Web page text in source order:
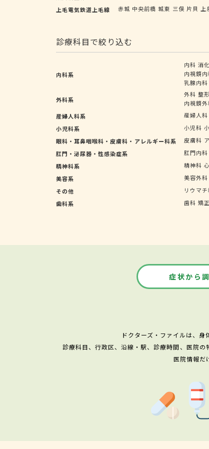
上毛電気鉄道上毛線
赤城 中央前橋 城東 三俣 片貝 上
診療科目で絞り込む
内科系
内科 消
内視鏡内
乳腺内科
外科系
外科 整
内視鏡外
産婦人科系
産婦人科
小児科系
小児科
眼科・耳鼻咽喉科・皮膚科・アレルギー科系
皮膚科
肛門・泌尿器・性感染症系
肛門内科
精神科系
精神科
美容系
美容外科
その他
リウマ
歯科系
歯科 矯
症状から
ドクターズ・ファイルは、
診療科目、行政区、沿線・駅、診療時間、医院
医院情報だ